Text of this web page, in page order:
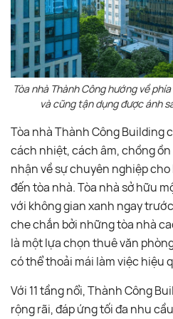
Tòa nhà Thành Công hướng về
và cũng tận dụng được ánh
Tòa nhà Thành Công Building
cách nhiệt, cách âm, chồng
nhận về sự chuyên nghiệp
đến tòa nhà. Tòa nhà sở hữu
với không gian xanh ngay
che chắn bởi những tòa nhà
là một lựa chọn thuê văn
có thể thoải mái làm việc hiệu
Với 11 tầng nổi, Thành Công
rộng rãi, đáp ứng tối đa nhu